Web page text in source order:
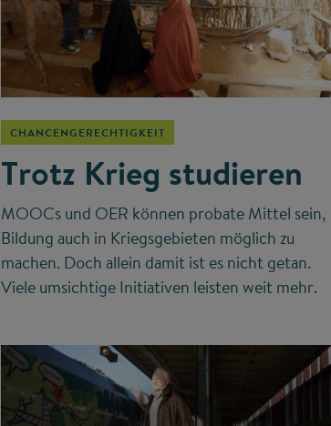
©
CHANCENGERECHTIGKEIT
Trotz Krieg studieren
MOOCs und OER können probate Mittel sein,
Bildung auch in Kriegsgebieten möglich zu
machen. Doch allein damit ist es nicht getan.
Viele umsichtige Initiativen leisten weit mehr.